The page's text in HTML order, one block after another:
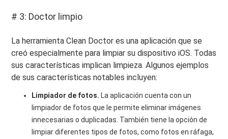
# 3: Doctor limpio
La herramienta Clean Doctor es una aplicación que se
creó especialmente para limpiar su dispositivo iOS. Todas
sus características implican limpieza. Algunos ejemplos
de sus características notables incluyen:
Limpiador de fotos. La aplicación cuenta con un
limpiador de fotos que le permite eliminar imágenes
innecesarias o duplicadas. También tiene la opción de
limpiar diferentes tipos de fotos, como fotos en ráfaga,